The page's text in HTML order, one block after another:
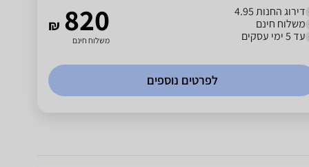
דירוג החנות 4.95
משלוח חינם
עד 5 ימי עסקים
₪ 820
משלוח חינם
לפרטים נוספים